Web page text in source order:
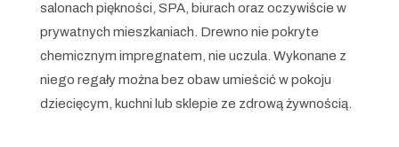
salonach piękności, SPA, biurach oraz oczywiście w
prywatnych mieszkaniach. Drewno nie pokryte
chemicznym impregnatem, nie uczula. Wykonane z
niego regały można bez obaw umieścić w pokoju
dziecięcym, kuchni lub sklepie ze zdrową żywnością.